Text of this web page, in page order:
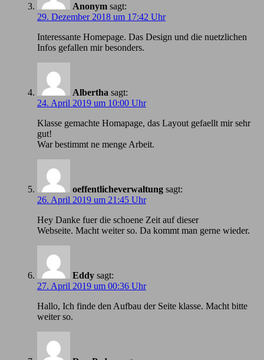
Anonym sagt:
29. Dezember 2018 um 17:42 Uhr
Іnteressante Homepage. Das Design und die nuetzlichen
Infos gefallen mir besonders.
Albertha sagt:
24. April 2019 um 10:00 Uhr
Klasse gemachte Homapage, das Layout gefaellt mir sehr
gut!
War bestimmt ne menge Arbeit.
oeffentlicheverwaltung sagt:
26. April 2019 um 21:45 Uhr
Hey Danke fuer die schoene Zeit auf dieser
Webseite. Macht weiter so. Da kommt man gerne wieder.
Eddy sagt:
27. April 2019 um 00:36 Uhr
Hallo, Ich finde den Aufbau der Seite klasse. Macht bitte
weiter so.